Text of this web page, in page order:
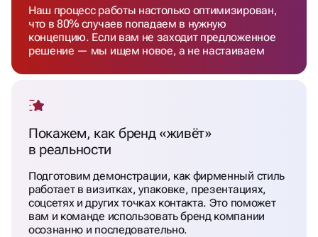
Наш процесс работы настолько оптимизирован,
что в 80% случаев попадаем в нужную
концепцию. Если вам не заходит предложенное
решение — мы ищем новое, а не настаиваем
Покажем, как бренд «живёт»
в реальности
Подготовим демонстрации, как фирменный стиль
работает в визитках, упаковке, презентациях,
соцсетях и других точках контакта. Это поможет
вам и команде использовать бренд компании
осознанно и последовательно.